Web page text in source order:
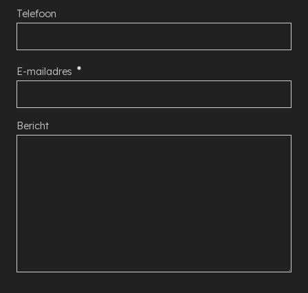
Telefoon
E-mailadres
Bericht